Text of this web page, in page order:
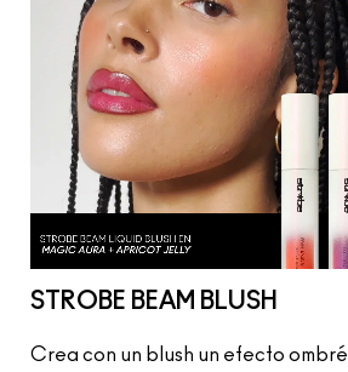
STROBE BEAM BLUSH
Crea con un blush un efecto ombré